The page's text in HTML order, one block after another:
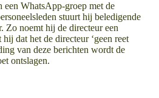
een WhatsApp-groep met de
stuurt hij beledigende
Zo noemt hij de directeur een
hij dat het de directeur ‘geen reet
van deze berichten wordt de
ontslagen.